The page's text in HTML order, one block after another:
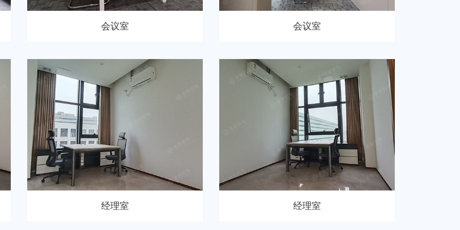
会议室 会议室
经理室 经理室